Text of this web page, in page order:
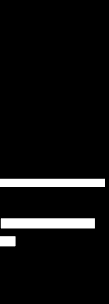
Obligatoriskt